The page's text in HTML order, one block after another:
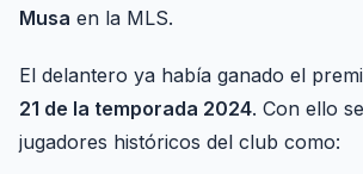
Musa en la MLS.
El delantero ya había ganado el
21 de la temporada 2024. Con ello
jugadores históricos del club como: